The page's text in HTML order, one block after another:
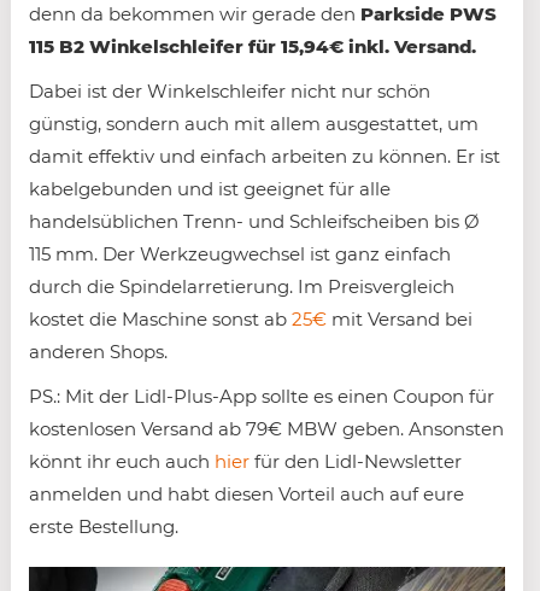
denn da bekommen wir gerade den Parkside PWS
115 B2 Winkelschleifer für 15,94€ inkl. Versand.
Dabei ist der Winkelschleifer nicht nur schön
günstig, sondern auch mit allem ausgestattet, um
damit effektiv und einfach arbeiten zu können. Er ist
kabelgebunden und ist geeignet für alle
handelsüblichen Trenn- und Schleifscheiben bis Ø
115 mm. Der Werkzeugwechsel ist ganz einfach
durch die Spindelarretierung. Im Preisvergleich
kostet die Maschine sonst ab 25€ mit Versand bei
anderen Shops.
PS.: Mit der Lidl-Plus-App sollte es einen Coupon für
kostenlosen Versand ab 79€ MBW geben. Ansonsten
könnt ihr euch auch hier für den Lidl-Newsletter
anmelden und habt diesen Vorteil auch auf eure
erste Bestellung.